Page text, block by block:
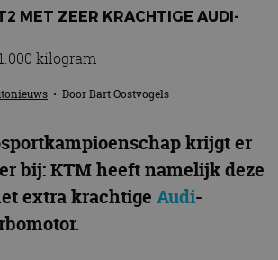
MET ZEER KRACHTIGE AUDI-
kilogram
• DoorBart Oostvogels
krijgt er
bij: KTM heeft namelijk deze
extra krachtige Audi-